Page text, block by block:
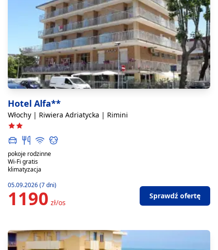
Hotel Alfa**
Włochy | Riwiera Adriatycka | Rimini
pokoje rodzinne
Wi-Fi gratis
klimatyzacja
05.09.2026 (7 dni)
1190 zł/os
Sprawdź ofertę